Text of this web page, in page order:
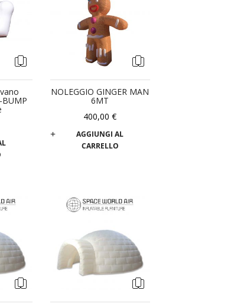
BUMP
NOLEGGIO GINGER MAN
6MT
400,00 €
AGGIUNGI AL
CARRELLO